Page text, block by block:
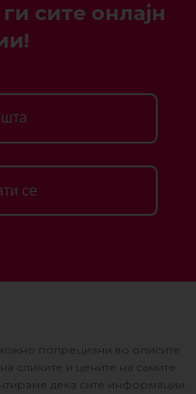
сите онлајн
се
попрецизни во описите
сликите и цените на самите
дека сите информации